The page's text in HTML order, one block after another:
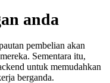
anda
pembelian akan
Sementara itu,
untuk memudahkan
berganda.